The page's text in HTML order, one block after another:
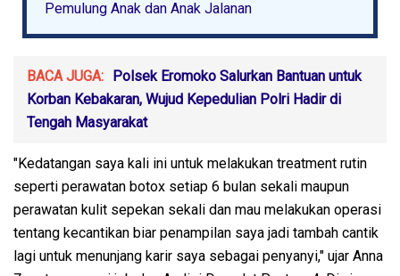
Pemulung Anak dan Anak Jalanan
BACA JUGA: Polsek Eromoko Salurkan Bantuan untuk
Korban Kebakaran, Wujud Kepedulian Polri Hadir di
Tengah Masyarakat
"Kedatangan saya kali ini untuk melakukan treatment rutin
seperti perawatan botox setiap 6 bulan sekali maupun
perawatan kulit sepekan sekali dan mau melakukan operasi
tentang kecantikan biar penampilan saya jadi tambah cantik
lagi untuk menunjang karir saya sebagai penyanyi," ujar Anna